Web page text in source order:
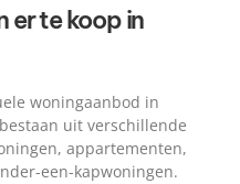
er te koop in
woningaanbod in
uit verschillende
appartementen,
een-kapwoningen.